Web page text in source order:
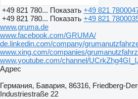
+49 821 780... Показать +49 821
+49 821 780... Показать +49 821
www.gruma.de
www.facebook.com/GRUMA/
de.linkedin.com/company/
www.xing.com/companies/
www.youtube.com/channel/
Адрес
Германия, Бавария, 86316, Friedberg-
Industriestraße 22